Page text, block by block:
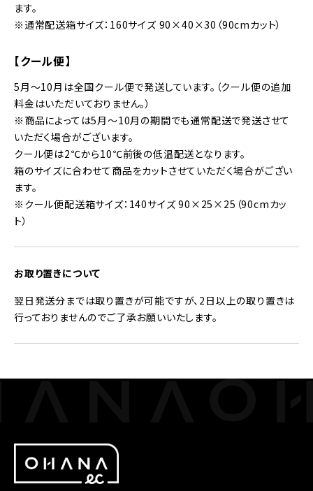
ます。
※通常配送箱サイズ：160サイズ 90×40×30（90cmカット）
【クール便】
5月～10月は全国クール便で発送しています。（クール便の追加
料金はいただいておりません。）
※商品によっては5月〜10月の期間でも通常配送で発送させて
いただく場合がございます。
クール便は2℃から10℃前後の低温配送となります。
箱のサイズに合わせて商品をカットさせていただく場合がござい
ます。
※クール便配送箱サイズ：140サイズ 90×25×25（90cmカッ
ト）
お取り置きについて
翌日発送分までは取り置きが可能ですが、2日以上の取り置きは
行っておりませんのでご了承お願いいたします。